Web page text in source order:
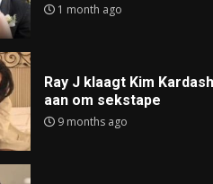
1 month ago
Ray J klaagt Kim
aan om sekstape
9 months ago